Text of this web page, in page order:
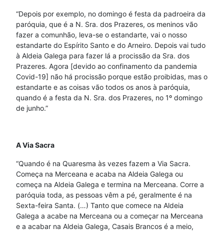
“Depois por exemplo, no domingo é festa da padroeira da
paróquia, que é a N. Sra. dos Prazeres, os meninos vão
fazer a comunhão, leva-se o estandarte, vai o nosso
estandarte do Espírito Santo e do Arneiro. Depois vai tudo
à Aldeia Galega para fazer lá a procissão da Sra. dos
Prazeres. Agora [devido ao confinamento da pandemia
Covid-19] não há procissão porque estão proibidas, mas o
estandarte e as coisas vão todos os anos à paróquia,
quando é a festa da N. Sra. dos Prazeres, no 1º domingo
de junho.”
A Via Sacra
“Quando é na Quaresma às vezes fazem a Via Sacra.
Começa na Merceana e acaba na Aldeia Galega ou
começa na Aldeia Galega e termina na Merceana. Corre a
paróquia toda, as pessoas vêm a pé, geralmente é na
Sexta-feira Santa. (…) Tanto que comece na Aldeia
Galega a acabe na Merceana ou a começar na Merceana
e a acabar na Aldeia Galega, Casais Brancos é a meio,